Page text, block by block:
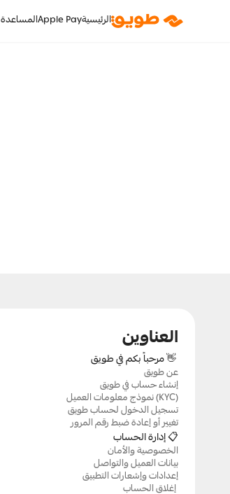
الرئيسيةApple Payالمساعدة
العناوين
عن طويق
إنشاء حساب في طويق
نموذج معلومات العميل (KYC)
تسجيل الدخول لحساب طويق
تغيير أو إعادة ضبط رقم المرور
📋 إدارة الحساب
الخصوصية والأمان
بيانات العميل والتواصل
إعدادات وإشعارات التطبيق